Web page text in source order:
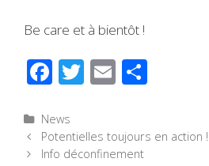
Be care et à bientôt !
F
e
b
T
er
E
g
Catégories
News
Navigation
des
Potentielles toujours en action !
Info déconfinement